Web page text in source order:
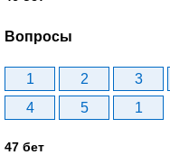
Вопросы
1 2 3
4
5 1
47 бет